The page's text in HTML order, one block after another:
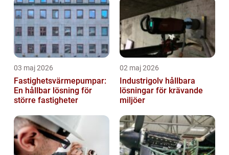
03 maj 2026
Fastighetsvärmepumpar:
En hållbar lösning för
större fastigheter
02 maj 2026
Industrigolv hållbara
lösningar för krävande
miljöer